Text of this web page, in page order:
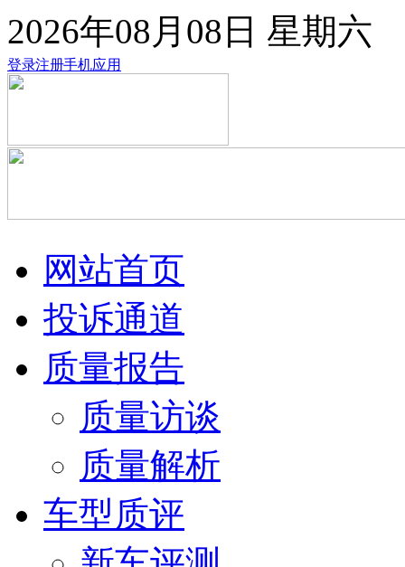
2026年08月08日 星期六
登录注册手机应用
网站首页
投诉通道
质量报告
质量访谈
质量解析
车型质评